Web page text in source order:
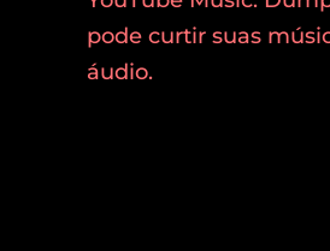
pode curtir suas
áudio.